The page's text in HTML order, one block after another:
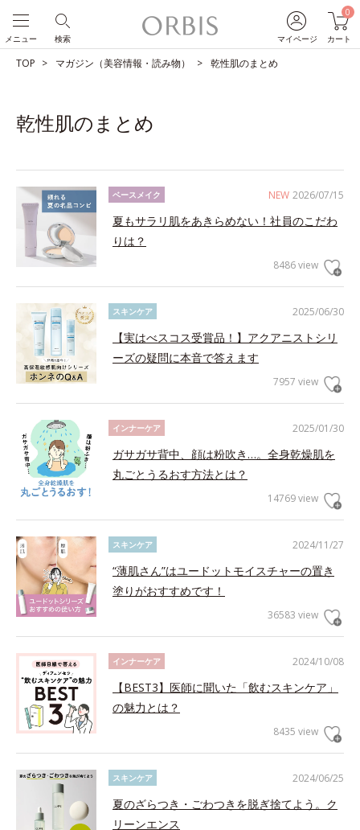
マイページ
0
カート
検索
メニュー
TOP マガジン（美容情報・読み物） 乾性肌のまとめ
乾性肌のまとめ
NEW 2026/07/15
ベースメイク
夏もサラリ肌をあきらめない！社員のこだわ
りは？
8486 view
2025/06/30
スキンケア
【実はべスコス受賞品！】アクアニストシリ
ーズの疑問に本音で答えます
7957 view
2025/01/30
インナーケア
ガサガサ背中、顔は粉吹き…。全身乾燥肌を
丸ごとうるおす方法とは？
14769 view
2024/11/27
スキンケア
“薄肌さん”はユードットモイスチャーの置き
塗りがおすすめです！
36583 view
2024/10/08
インナーケア
【BEST3】医師に聞いた「飲むスキンケア」
の魅力とは？
8435 view
2024/06/25
スキンケア
夏のざらつき・ごわつきを脱ぎ捨てよう。ク
リーンエンス